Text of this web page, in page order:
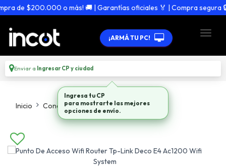
de $200.000 o más! 🚚 | Garantías oficiales 🏅 | Compra segura 🔒
¡ARMÁ TU PC!
Enviar a Ingresar CP y ciudad
Inicio Conectividad Punto De Acceso Wifi
Ingresa tu CP
para mostrarte las mejores
opciones de envío.